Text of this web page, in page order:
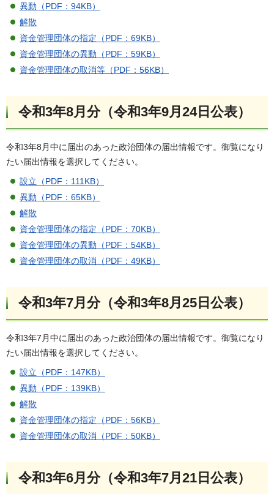
異動（PDF：94KB）
解散
資金管理団体の指定（PDF：69KB）
資金管理団体の異動（PDF：59KB）
資金管理団体の取消等（PDF：56KB）
令和3年8月分（令和3年9月24日公表）
令和3年8月中に届出のあった政治団体の届出情報です。御覧になり
たい届出情報を選択してください。
設立（PDF：111KB）
異動（PDF：65KB）
解散
資金管理団体の指定（PDF：70KB）
資金管理団体の異動（PDF：54KB）
資金管理団体の取消（PDF：49KB）
令和3年7月分（令和3年8月25日公表）
令和3年7月中に届出のあった政治団体の届出情報です。御覧になり
たい届出情報を選択してください。
設立（PDF：147KB）
異動（PDF：139KB）
解散
資金管理団体の指定（PDF：56KB）
資金管理団体の取消（PDF：50KB）
令和3年6月分（令和3年7月21日公表）